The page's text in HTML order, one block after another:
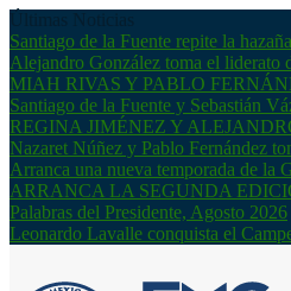
Santiago de la Fuente repite la
Alejandro González toma el liderato
MIAH RIVAS Y PABLO
Santiago de la Fuente y Sebastián
REGINA JIMÉNEZ Y
Nazaret Núñez y Pablo Fernández
Arranca una nueva temporada de la
ARRANCA LA SEGUNDA
Palabras del Presidente, Agosto 2026
Leonardo Lavalle conquista el